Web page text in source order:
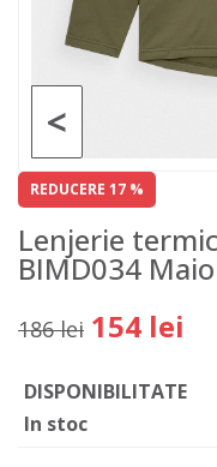
<
REDUCERE 17 %
Lenjerie
BIMD034
186 lei 154 lei
DISPONIBILITATE
In stoc